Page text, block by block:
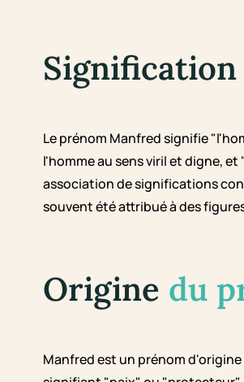
Le prénom Manfred signifie
l'homme au sens viril et digne,
association de significations
souvent été attribué à des
Origine du
Manfred est un prénom